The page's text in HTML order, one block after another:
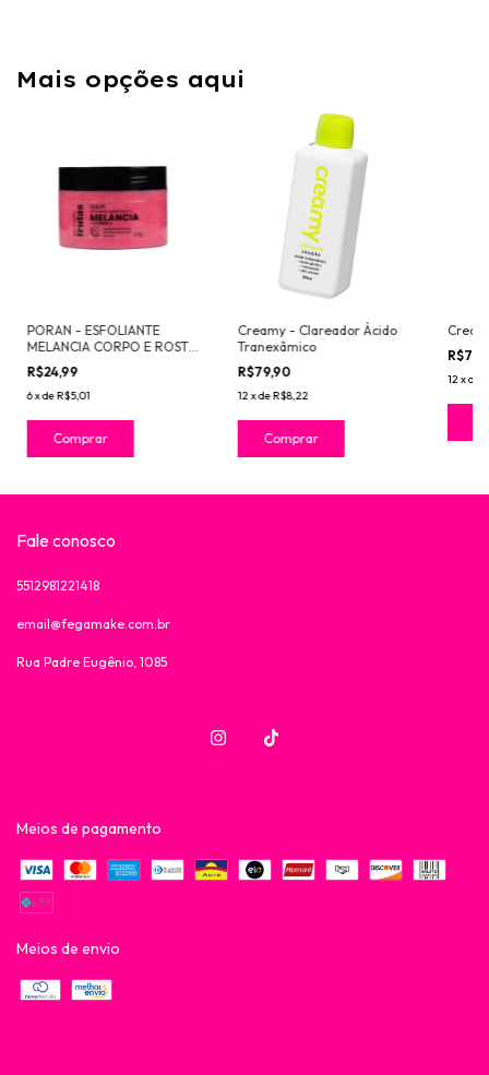
Mais opções aqui
PORAN - ESFOLIANTE
MELANCIA CORPO E ROSTO
240G
R$24,99
6xdeR$5,01
Creamy - Clareador Ácido
Tranexâmico
R$79,90
12xdeR$8,22
12xde
Fale conosco
5512981221418
email@fegamake.com.br
Rua Padre Eugênio, 1085
Meios de pagamento
Meios de envio